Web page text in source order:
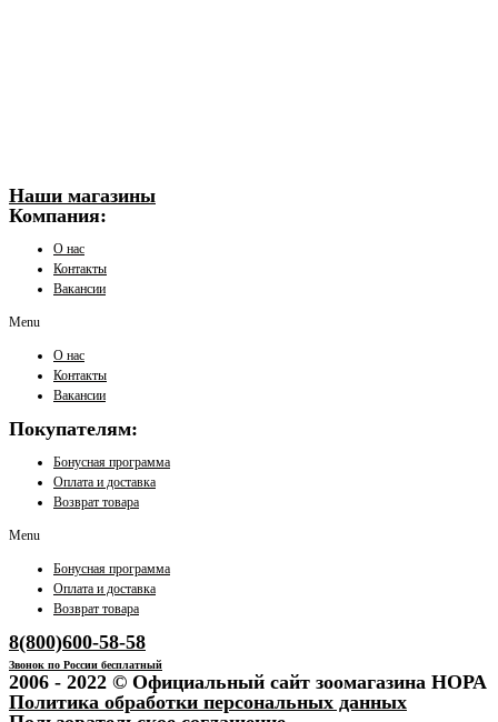
Наши магазины
Компания:
О нас
Контакты
Вакансии
Menu
О нас
Контакты
Вакансии
Покупателям:
Бонусная программа
Оплата и доставка
Возврат товара
Menu
Бонусная программа
Оплата и доставка
Возврат товара
8(800)600-58-58
Звонок по России бесплатный
2006 - 2022 © Официальный сайт зоомагазина НОРА
Политика обработки персональных данных